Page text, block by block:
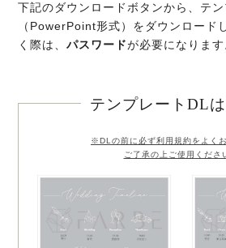
下記のダウンロードボタンから、テン
（PowerPoint形式）をダウンロード
く際は、パスワードが必要になります
テンプレートDL
※DLの前に必ず利用規約をよく
ご了承の上ご使用くださ